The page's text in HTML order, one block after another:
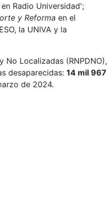
Radio Universidad';
y Reforma en el
la UNIVA y la
No Localizadas (RNPDNO),
desaparecidas: 14 mil 967
de 2024.